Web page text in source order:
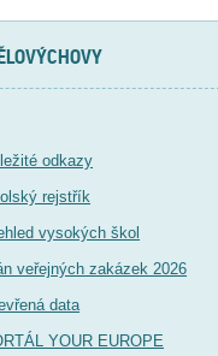
odkazy
rejstřík
vysokých škol
veřejných zakázek 2026
data
YOUR EUROPE